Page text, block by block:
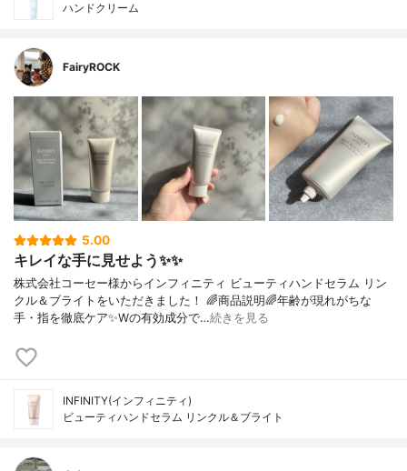
ハンドクリーム
FairyROCK
5.00
キレイな手に見せよう✨✨
株式会社コーセー様からインフィニティ ビューティハンドセラム リン
クル＆ブライトをいただきました！ 🌈商品説明🌈年齢が現れがちな
手・指を徹底ケア✨Wの有効成分で…続きを見る
INFINITY(インフィニティ)
ビューティハンドセラム リンクル＆ブライト